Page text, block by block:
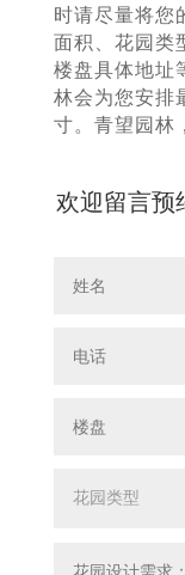
时请尽量将您
面积、花园类
楼盘具体地址
林会为您安排
寸。青望园林
欢迎留言预